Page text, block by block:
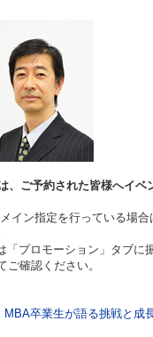
ご予約された皆様へイベ
イン指定を行っている場合
プロモーション」タブに
ご確認ください。
MBA卒業生が語る挑戦と成